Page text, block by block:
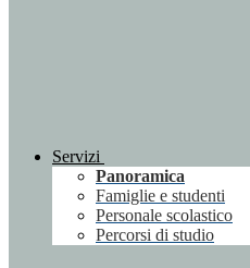
Servizi
Panoramica
Famiglie e studenti
Personale scolastico
Percorsi di studio